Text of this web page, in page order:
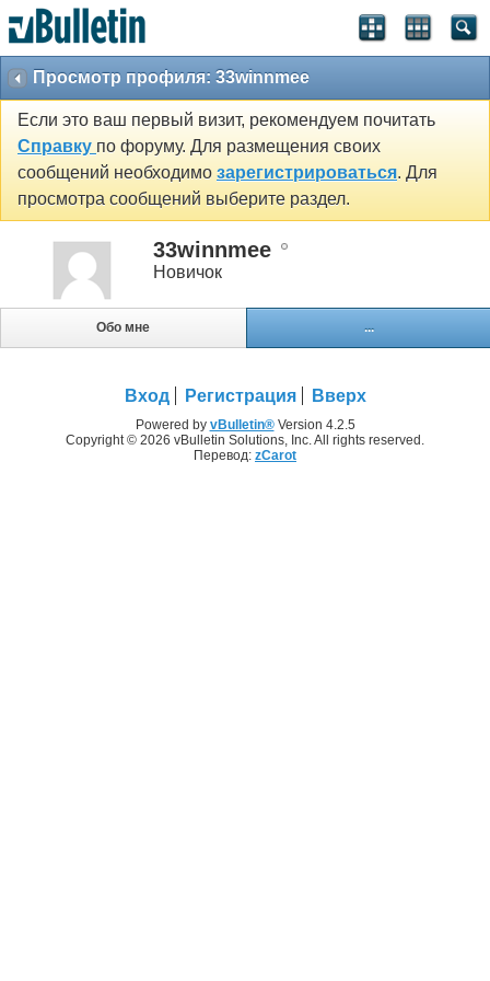
Просмотр профиля: 33winnmee
Если это ваш первый визит, рекомендуем почитать
Справку по форуму. Для размещения своих
сообщений необходимо зарегистрироваться. Для
просмотра сообщений выберите раздел.
33winnmee
Новичок
Обо мне ...
Вход Регистрация Вверх
Powered by vBulletin®Version 4.2.5
Copyright © 2026 vBulletin Solutions, Inc. All rights reserved.
Перевод: zCarot